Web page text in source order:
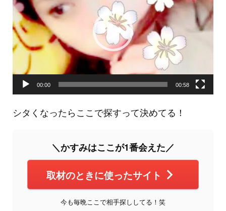
レ
ー
ヤ
ー
00:00 00:58
シタくなったらここで探すって決めてる！
＼かすみはここが1番会えた／
取材のときに使ったサイト
今も毎晩ここで相手探ししてる！笑